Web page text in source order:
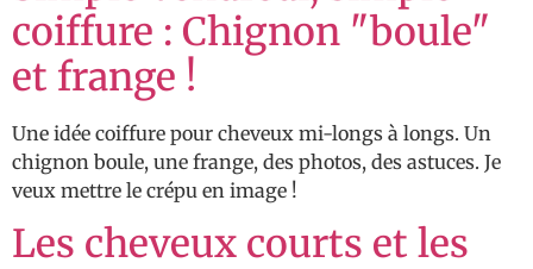
coiffure : Chignon "boule"
et frange !
Une idée coiffure pour cheveux mi-longs à longs. Un
chignon boule, une frange, des photos, des astuces. Je
veux mettre le crépu en image !
Les cheveux courts et les